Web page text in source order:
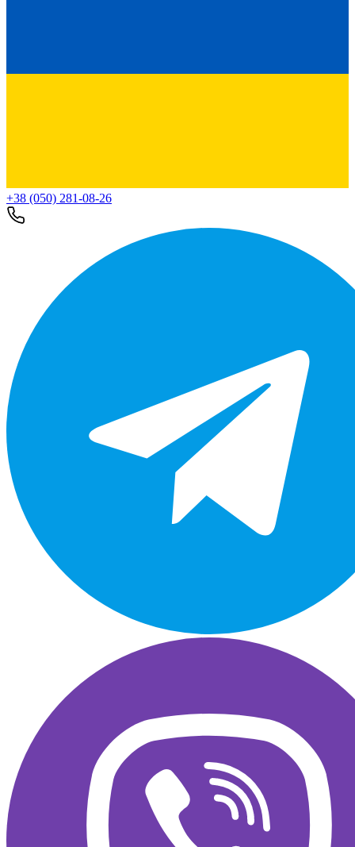
+38 (050) 281-08-26